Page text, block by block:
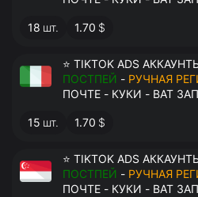
18 шт. 1.70 $
⭐ TIKTOK ADS
ПОСТПЕЙ - РУЧНАЯ
ПОЧТЕ - КУКИ - ВАТ
15 шт. 1.70 $
⭐ TIKTOK ADS
ПОСТПЕЙ - РУЧНАЯ
ПОЧТЕ - КУКИ - ВАТ